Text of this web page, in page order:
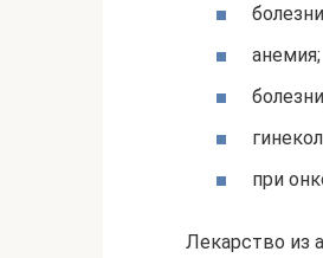
анемия;
при
Лекарство из